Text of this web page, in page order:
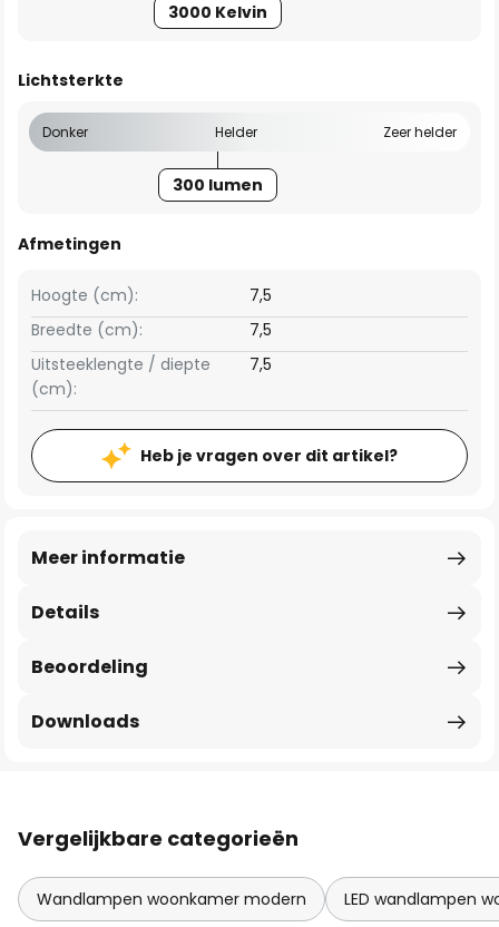
3000 Kelvin
Lichtsterkte
Donker Helder Zeer helder
300 lumen
Afmetingen
Breedte (cm): 7,5
Hoogte (cm): 7,5
Uitsteeklengte / diepte
(cm):
7,5
Heb je vragen over dit artikel?
Details
Meer informatie
Beoordeling
Downloads
Vergelijkbare categorieën
Wandlampen woonkamer modern LED wandlampen